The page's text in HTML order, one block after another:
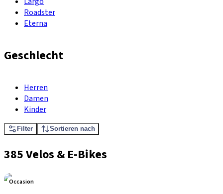
Roadster
Eterna
Geschlecht
Herren
Damen
Kinder
Filter Sortieren nach
385 Velos & E-Bikes
Occasion